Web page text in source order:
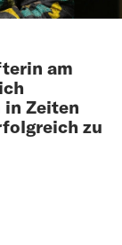
am
in Zeiten
zu